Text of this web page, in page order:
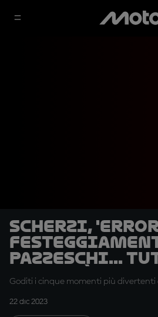
Scherzi,
pazzeschi...
2023 più
Goditi i cinque momenti più divertenti
22 dic 2023